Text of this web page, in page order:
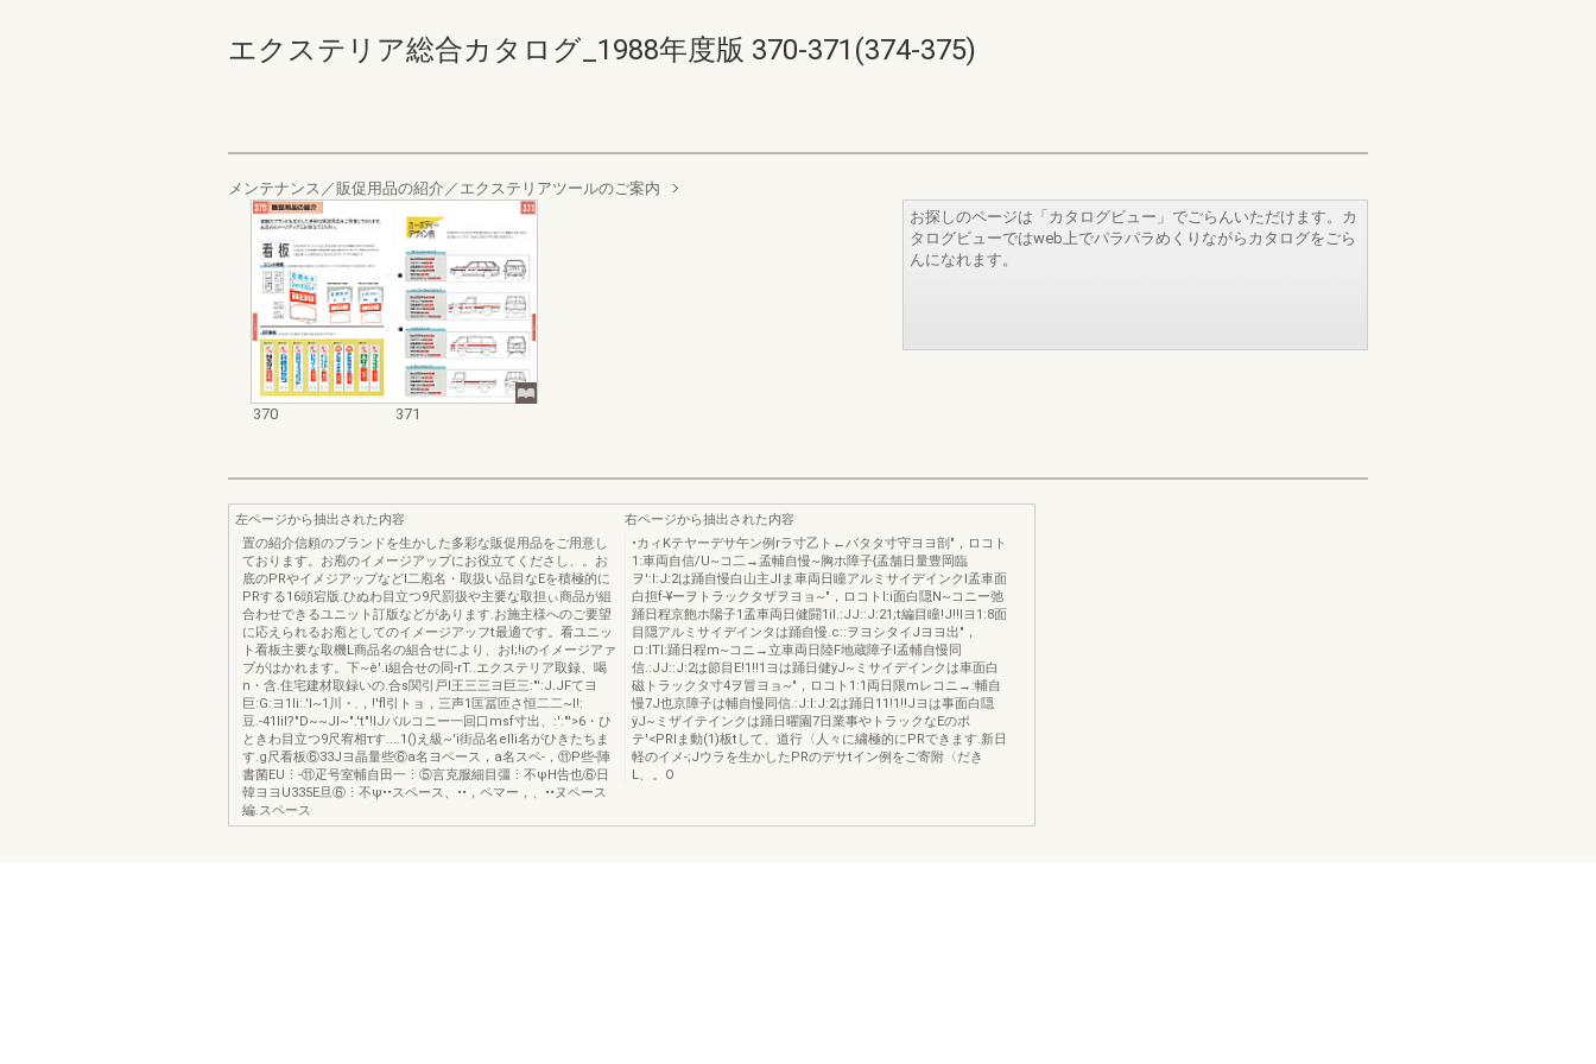
エクステリア総合カタログ_1988年度版 370-371(374-375)
メンテナンス／販促用品の紹介／エクステリアツールのご案内
370 371
お探しのページは「カタログビュー」でごらんいただけます。カ
タログビューではweb上でパラパラめくりながらカタログをごら
んになれます。
左ページから抽出された内容
置の紹介信頼のブランドを生かした多彩な販促用品をご用意し
ております。お庖のイメージアップにお役立てくださし、。お
底のPRやイメジアップなどl二庖名・取扱い品目なEを積極的に
PRする16頭宕版.ひぬわ目立つ9尺罰扱や主要な取担ぃ商品が組
合わせできるユニット訂版などがあります.お施主様へのご要望
に応えられるお庖としてのイメージアッフt最適です。看ユニッ
ト看板主要な取機L商品名の組合せにより、おI;!iのイメージアァ
プがはかれます。下~è'.i組合せの同-rT..エクステリア取録、喝
n・含.住宅建材取録いの.合s関引戸l王三三ヨ巨三:"':J.JFてヨ
巨:G:ヨ1li:.'I~1川・.，!'fl引トョ，三声1匡冨匝さ恒二二~l!:
豆.-41lil?"D~~JI~".'t"!lJバルコニー一回口msf寸出、:':"'>6・ひ
ときわ目立つ9尺宥相τす....1()え級~'i街品名elli名がひきたちま
す.g尺看板⑥33Jヨ晶量些⑥a名ヨペース，a名スペ-，⑪P些-陣
書菌EU⋮-⑪疋号室輔自田一⋮⑤言克服細目彊⋮不ψH告也⑥日
韓ヨヨU335E旦⑥⋮不ψ••スペース、••，ペマー，、••ヌペース
編.スペース
右ページから抽出された内容
•カィKテヤーデサ午ン例rラ寸乙ト←バタタ寸守ヨヨ剖"，ロコト
1:車両自信/U~コ二→孟輔自慢~胸ホ障子{孟舗日量豊岡臨
ヲ':I:J:2は踊自慢白山主JIま車両日瞳アルミサイデインクl孟車面
白担f-¥ーヲトラックタザヲヨョ~"，ロコトI:i面白隠N~コニー弛
踊日程京飽ホ陽子1孟車両日健闘1iI.:JJ::J:21;t編目瞳!J!!Iヨ1:8面
目隠アルミサイデインタは踊自慢.c::ヲヨシタイJヨヨ出"，
ロ:lTI:踊日程m~コニ→立車両日陸F地蔵障子l孟輔自慢同
信.:JJ::J:2は節目E!1!!1ヨは踊日健ÿJ~ミサイデインクは車面白
磁トラックタ寸4ヲ冒ヨョ~"，ロコト1:1両日限mレコニ→:輔自
慢7J也京障子は輔自慢同信.:J:I:J:2は踊日11!1!!Jヨは事面白隠
ÿJ~ミザイテインクは踊日曜園7日業事やトラックなEのポ
テ'<PRIま動(1)板tして、道行〈人々に繍極的にPRできます.新日
軽のイメ-;Jウラを生かしたPRのデサtイン例をご寄附〈だき
L、。O